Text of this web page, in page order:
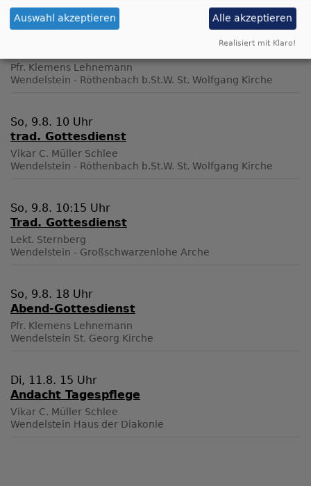
Herzliche Einladung!
Pfr. Klemens Lehnemann
Wendelstein - Röthenbach b.St.W. St. Wolfgang Kirche
So, 9.8. 10 Uhr
trad. Gottesdienst
Vikar C. Müller Schlee
Wendelstein - Röthenbach b.St.W. St. Wolfgang Kirche
So, 9.8. 10:15 Uhr
Trad. Gottesdienst
Lekt. Sternberg
Wendelstein - Großschwarzenlohe Arche
So, 9.8. 18 Uhr
Abend-Gottesdienst
Pfr. Klemens Lehnemann
Wendelstein St. Georg Kirche
Di, 11.8. 15 Uhr
Andacht Tagespflege
Vikar C. Müller Schlee
Wendelstein Haus der Diakonie
Auswahl akzeptieren Alle akzeptieren
Realisiert mit Klaro!